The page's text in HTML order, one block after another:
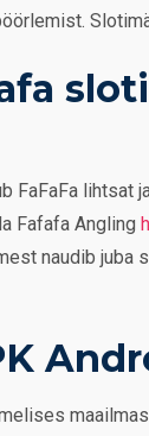
lihtsat
Fafafa Angling
naudib juba